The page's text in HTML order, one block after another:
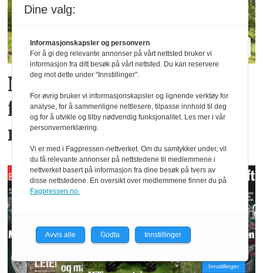
Nye TT212 markerer
femti år­ med
redskapsbærere fra Aebi
Innstillinger
Dine valg:
Informasjonskapsler og personvern
For å gi deg relevante annonser på vårt nettsted bruker vi
informasjon fra ditt besøk på vårt nettsted. Du kan reservere
deg mot dette under "Innstillinger".
For øvrig bruker vi informasjonskapsler og lignende verktøy for
analyse, for å sammenligne nettlesere, tilpasse innhold til deg
og for å utvikle og tilby nødvendig funksjonalitet. Les mer i vår
personvernerklæring.
Vi er med i Fagpressen-nettverket. Om du samtykker under, vil
du få relevante annonser på nettstedene til medlemmene i
nettverket basert på informasjon fra dine besøk på tvers av
disse nettstedene. En oversikt over medlemmene finner du på
Fagpressen.no.
Avvis alle Godta Innstillinger